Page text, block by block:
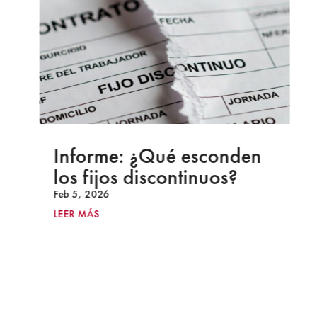
Informe: ¿Qué esconden
los fijos discontinuos?
Feb 5, 2026
LEER MÁS